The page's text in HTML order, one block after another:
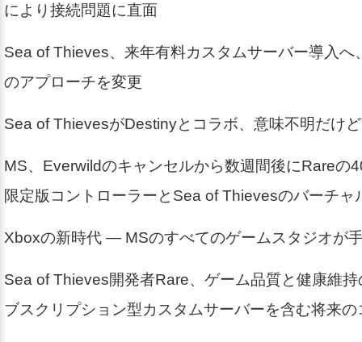
により接続問題に直面
Sea of Thieves、来年有料カスタムサーバー導入へ
のアプローチを変更
Sea of ThievesがDestinyとコラボ、意味不明だけ
MS、Everwildのキャンセルから数週間後にRareの
限定版コントローラーとSea of Thievesのバーチャ
Xboxの新時代 — MSのすべてのゲームスタジオが
Sea of Thieves開発者Rare、ゲーム品質と健康維
ブスクリプション型カスタムサーバーを含む将来